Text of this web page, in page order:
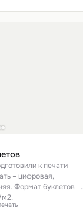
к печати
– цифровая,
Формат буклетов –
м2.